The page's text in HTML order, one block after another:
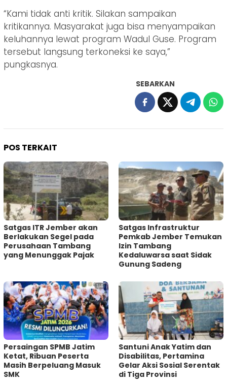
“Kami tidak anti kritik. Silakan sampaikan
kritikannya. Masyarakat juga bisa menyampaikan
keluhannya lewat program Wadul Guse. Program
tersebut langsung terkoneksi ke saya,”
pungkasnya.
SEBARKAN
POS TERKAIT
Satgas ITR Jember akan
Berlakukan Segel pada
Perusahaan Tambang
yang Menunggak Pajak
Satgas Infrastruktur
Pemkab Jember Temukan
Izin Tambang
Kedaluwarsa saat Sidak
Gunung Sadeng
Persaingan SPMB Jatim
Ketat, Ribuan Peserta
Masih Berpeluang Masuk
SMK
Santuni Anak Yatim dan
Disabilitas, Pertamina
Gelar Aksi Sosial Serentak
di Tiga Provinsi